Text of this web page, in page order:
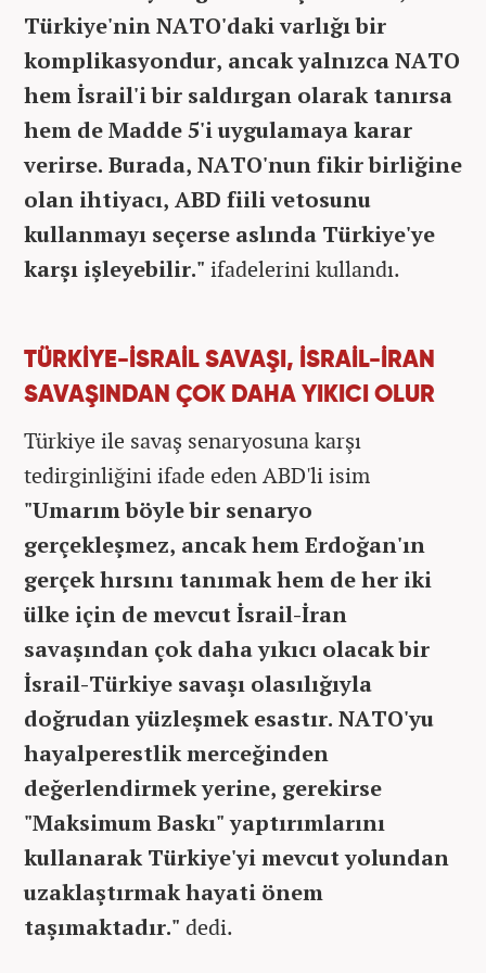
Türkiye'nin NATO'daki varlığı bir
komplikasyondur, ancak yalnızca NATO
hem İsrail'i bir saldırgan olarak tanırsa
hem de Madde 5'i uygulamaya karar
verirse. Burada, NATO'nun fikir birliğine
olan ihtiyacı, ABD fiili vetosunu
kullanmayı seçerse aslında Türkiye'ye
karşı işleyebilir." ifadelerini kullandı.
TÜRKİYE-İSRAİL SAVAŞI, İSRAİL-İRAN
SAVAŞINDAN ÇOK DAHA YIKICI OLUR
Türkiye ile savaş senaryosuna karşı
tedirginliğini ifade eden ABD'li isim
"Umarım böyle bir senaryo
gerçekleşmez, ancak hem Erdoğan'ın
gerçek hırsını tanımak hem de her iki
ülke için de mevcut İsrail-İran
savaşından çok daha yıkıcı olacak bir
İsrail-Türkiye savaşı olasılığıyla
doğrudan yüzleşmek esastır. NATO'yu
hayalperestlik merceğinden
değerlendirmek yerine, gerekirse
"Maksimum Baskı" yaptırımlarını
kullanarak Türkiye'yi mevcut yolundan
uzaklaştırmak hayati önem
taşımaktadır." dedi.